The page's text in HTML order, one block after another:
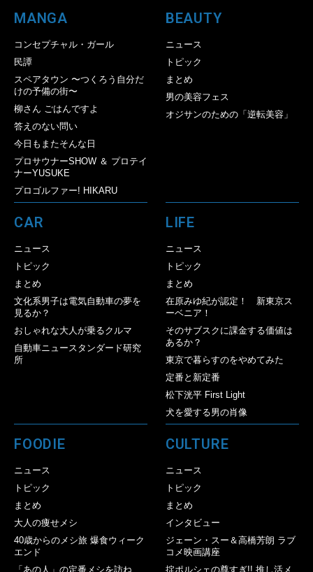
MANGA
コンセプチャル・ガール
民譚
スペアタウン 〜つくろう自分だ
けの予備の街〜
柳さん ごはんですよ
答えのない問い
今日もまたそんな日
プロサウナーSHOW ＆ プロテイ
ナーYUSUKE
プロゴルファー! HIKARU
BEAUTY
ニュース
トピック
まとめ
男の美容フェス
オジサンのための「逆転美容」
CAR
ニュース
トピック
まとめ
文化系男子は電気自動車の夢を
見るか？
おしゃれな大人が乗るクルマ
自動車ニュースタンダード研究
所
LIFE
ニュース
トピック
まとめ
在原みゆ紀が認定！ 新東京ス
ーベニア！
そのサブスクに課金する価値は
あるか？
東京で暮らすのをやめてみた
定番と新定番
松下洸平 First Light
犬を愛する男の肖像
FOODIE
ニュース
トピック
まとめ
大人の痩せメシ
40歳からのメシ旅 爆食ウィーク
エンド
「あの人」の定番メシを訪ね
CULTURE
ニュース
トピック
まとめ
インタビュー
ジェーン・スー＆高橋芳朗 ラブ
コメ映画講座
掟ポルシェの尊すぎ!! 推し活メ